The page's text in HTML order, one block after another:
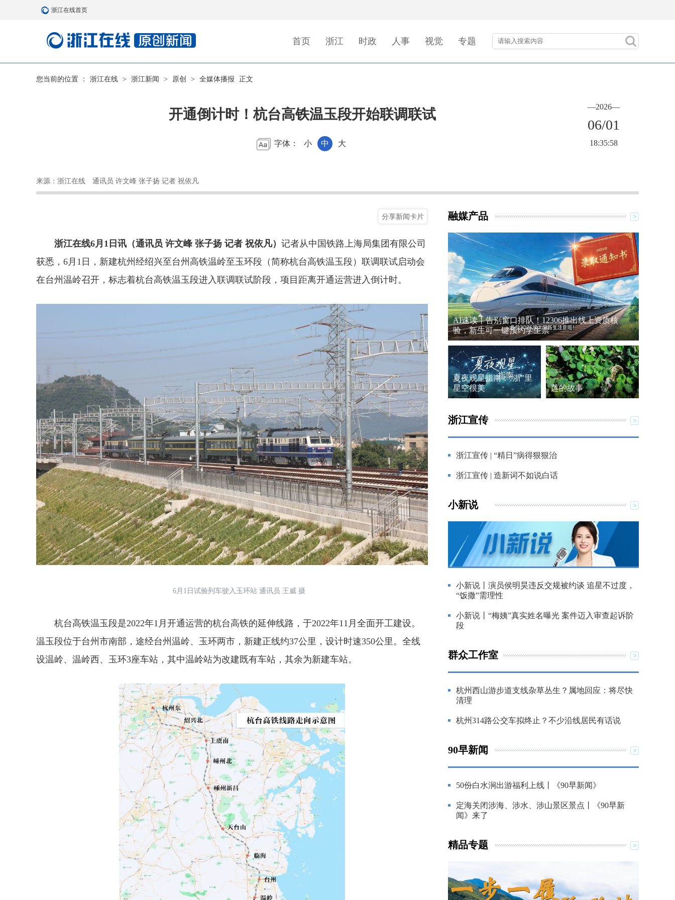
浙江在线首页
首页 浙江 时政 人事 视觉 专题
您当前的位置 ： 浙江在线 > 浙江新闻 > 原创 > 全媒体播报 正文
开通倒计时！杭台高铁温玉段开始联调联试
字体： 小 中 大
—2026—
06/01
18:35:58
来源：浙江在线 通讯员 许文峰 张子扬 记者 祝依凡
分享新闻卡片
浙江在线6月1日讯（通讯员 许文峰 张子扬 记者 祝依凡） 记者从中国铁路上海局集团有限公司
获悉，6月1日，新建杭州经绍兴至台州高铁温岭至玉环段（简称杭台高铁温玉段）联调联试启动会
在台州温岭召开，标志着杭台高铁温玉段进入联调联试阶段，项目距离开通运营进入倒计时。
6月1日试验列车驶入玉环站 通讯员 王威 摄
杭台高铁温玉段是2022年1月开通运营的杭台高铁的延伸线路，于2022年11月全面开工建设。
温玉段位于台州市南部，途经台州温岭、玉环两市，新建正线约37公里，设计时速350公里。全线
设温岭、温岭西、玉环3座车站，其中温岭站为改建既有车站，其余为新建车站。
融媒产品
AI速读丨告别窗口排队！12306推出线上资质核
验，新生可一键预约学生票
夏夜观星指南：“浙”里
星空很美
莲的故事
浙江宣传
浙江宣传 | “精日”病得狠狠治
浙江宣传 | 造新词不如说白话
小新说
小新说丨演员侯明昊违反交规被约谈 追星不过度，
“饭撒”需理性
小新说丨“梅姨”真实姓名曝光 案件迈入审查起诉阶
段
群众工作室
杭州西山游步道支线杂草丛生？属地回应：将尽快
清理
杭州314路公交车拟终止？不少沿线居民有话说
90早新闻
50份白水涧出游福利上线丨《90早新闻》
定海关闭涉海、涉水、涉山景区景点丨《90早新
闻》来了
精品专题